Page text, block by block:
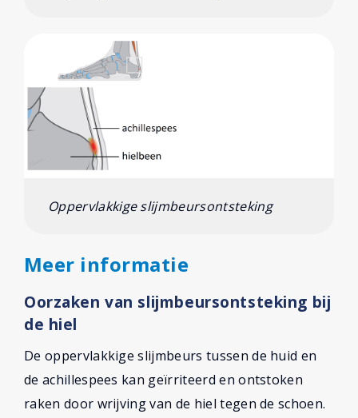
Oppervlakkige slijmbeursontsteking
Meer informatie
Oorzaken van slijmbeursontsteking bij
de hiel
De oppervlakkige slijmbeurs tussen de huid en
de achillespees kan geïrriteerd en ontstoken
raken door wrijving van de hiel tegen de schoen.